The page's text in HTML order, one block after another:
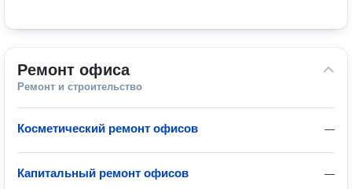
Ремонт офиса
Ремонт и строительство
—
Косметический ремонт офисов
—
Капитальный ремонт офисов